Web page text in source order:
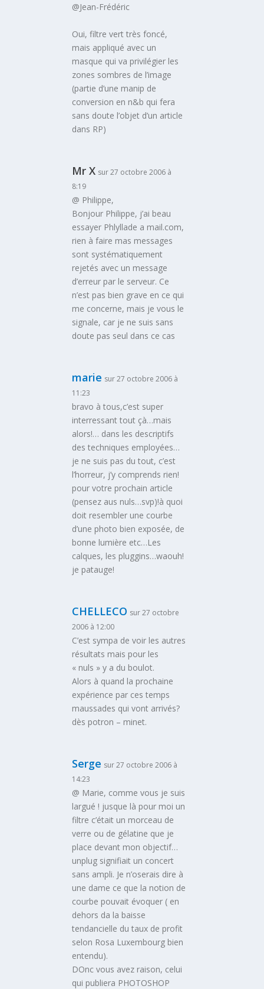
@Jean-Frédéric
Oui, filtre vert très foncé,
mais appliqué avec un
masque qui va privilégier les
zones sombres de l’image
(partie d’une manip de
conversion en n&b qui fera
sans doute l’objet d’un article
dans RP)
Mr X sur 27 octobre 2006 à
8:19
@ Philippe,
Bonjour Philippe, j’ai beau
essayer Phlyllade a mail.com,
rien à faire mas messages
sont systématiquement
rejetés avec un message
d’erreur par le serveur. Ce
n’est pas bien grave en ce qui
me concerne, mais je vous le
signale, car je ne suis sans
doute pas seul dans ce cas
marie sur 27 octobre 2006 à
11:23
bravo à tous,c’est super
interressant tout çà…mais
alors!… dans les descriptifs
des techniques employées…
je ne suis pas du tout, c’est
l’horreur, j’y comprends rien!
pour votre prochain article
(pensez aus nuls…svp)!à quoi
doit resembler une courbe
d’une photo bien exposée, de
bonne lumière etc…Les
calques, les pluggins…waouh!
je patauge!
CHELLECO sur 27 octobre
2006 à 12:00
C’est sympa de voir les autres
résultats mais pour les
« nuls » y a du boulot.
Alors à quand la prochaine
expérience par ces temps
maussades qui vont arrivés?
dès potron – minet.
Serge sur 27 octobre 2006 à
14:23
@ Marie, comme vous je suis
largué ! jusque là pour moi un
filtre c’était un morceau de
verre ou de gélatine que je
place devant mon objectif…
unplug signifiait un concert
sans ampli. Je n’oserais dire à
une dame ce que la notion de
courbe pouvait évoquer ( en
dehors da la baisse
tendancielle du taux de profit
selon Rosa Luxembourg bien
entendu).
DOnc vous avez raison, celui
qui publiera PHOTOSHOP